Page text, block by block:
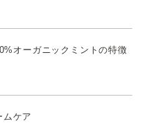
オーガニックミントの特徴
ムケア